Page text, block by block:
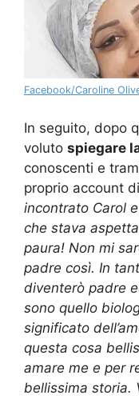
Facebook/Caroline
In seguito, dopo
voluto spiegare
conoscenti e
proprio account
incontrato Carol
che stava
paura! Non mi
padre così. In
diventerò padre
sono quello
significato
questa cosa
amare me e per
bellissima storia.